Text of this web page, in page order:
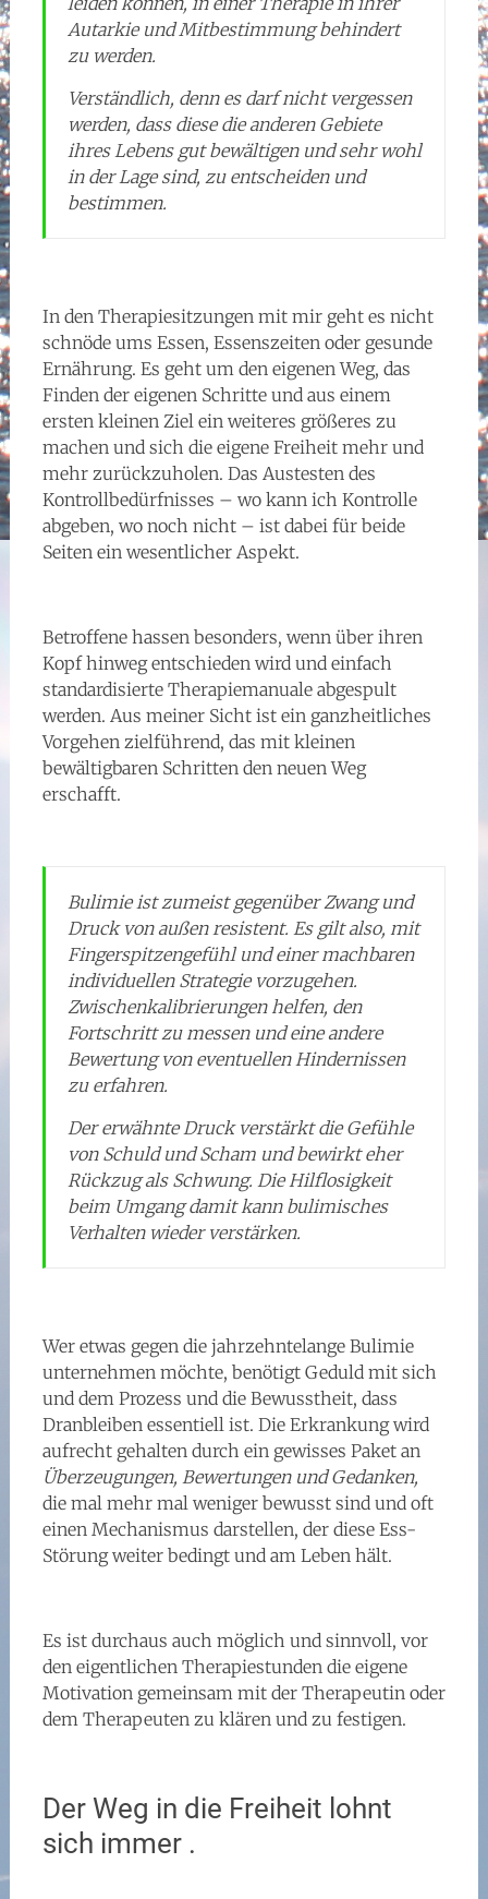
Autarkie und Mitbestimmung behindert
zu werden.
Verständlich, denn es darf nicht vergessen
werden, dass diese die anderen Gebiete
ihres Lebens gut bewältigen und sehr wohl
in der Lage sind, zu entscheiden und
bestimmen.
In den Therapiesitzungen mit mir geht es nicht
schnöde ums Essen, Essenszeiten oder gesunde
Ernährung. Es geht um den eigenen Weg, das
Finden der eigenen Schritte und aus einem
ersten kleinen Ziel ein weiteres größeres zu
machen und sich die eigene Freiheit mehr und
mehr zurückzuholen. Das Austesten des
Kontrollbedürfnisses – wo kann ich Kontrolle
abgeben, wo noch nicht – ist dabei für beide
Seiten ein wesentlicher Aspekt.
Betroffene hassen besonders, wenn über ihren
Kopf hinweg entschieden wird und einfach
standardisierte Therapiemanuale abgespult
werden. Aus meiner Sicht ist ein ganzheitliches
Vorgehen zielführend, das mit kleinen
bewältigbaren Schritten den neuen Weg
erschafft.
Bulimie ist zumeist gegenüber Zwang und
Druck von außen resistent. Es gilt also, mit
Fingerspitzengefühl und einer machbaren
individuellen Strategie vorzugehen.
Zwischenkalibrierungen helfen, den
Fortschritt zu messen und eine andere
Bewertung von eventuellen Hindernissen
zu erfahren.
Der erwähnte Druck verstärkt die Gefühle
von Schuld und Scham und bewirkt eher
Rückzug als Schwung. Die Hilflosigkeit
beim Umgang damit kann bulimisches
Verhalten wieder verstärken.
Wer etwas gegen die jahrzehntelange Bulimie
unternehmen möchte, benötigt Geduld mit sich
und dem Prozess und die Bewusstheit, dass
Dranbleiben essentiell ist. Die Erkrankung wird
aufrecht gehalten durch ein gewisses Paket an
Überzeugungen, Bewertungen und Gedanken,
die mal mehr mal weniger bewusst sind und oft
einen Mechanismus darstellen, der diese Ess-
Störung weiter bedingt und am Leben hält.
Es ist durchaus auch möglich und sinnvoll, vor
den eigentlichen Therapiestunden die eigene
Motivation gemeinsam mit der Therapeutin oder
dem Therapeuten zu klären und zu festigen.
Der Weg in die Freiheit lohnt
sich immer .